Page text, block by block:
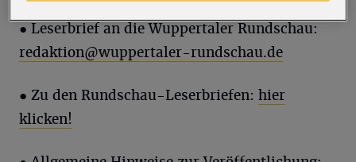
● Leserbrief an die Wuppertaler Rundschau:
redaktion@wuppertaler-rundschau.de
● Zu den Rundschau-Leserbriefen: hier
klicken!